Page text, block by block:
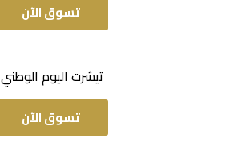
تسوق الآن
تيشرت اليوم الوطني
تسوق الآن